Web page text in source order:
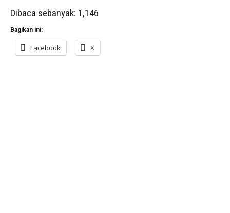
Dibaca sebanyak: 1,146
Bagikan ini:
Facebook X